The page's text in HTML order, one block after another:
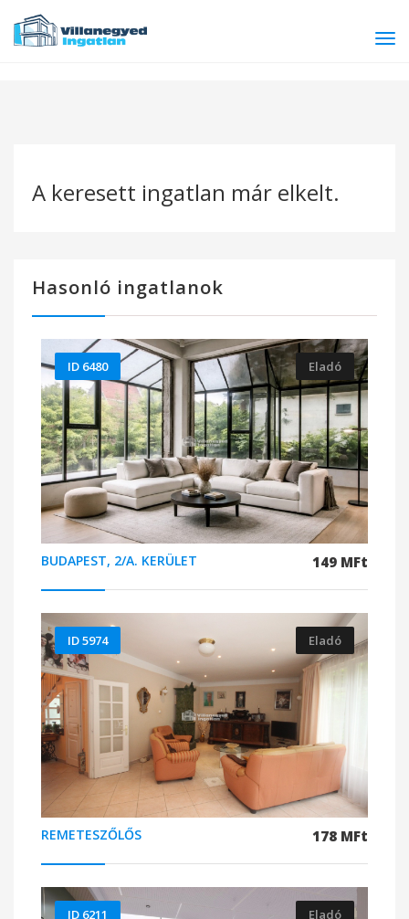
A keresett ingatlan már elkelt.
Hasonló ingatlanok
BUDAPEST, 2/A. KERÜLET 149 MFt
ID 6480 Eladó
REMETESZŐLŐS 178 MFt
ID 5974 Eladó
ID 6211 Eladó